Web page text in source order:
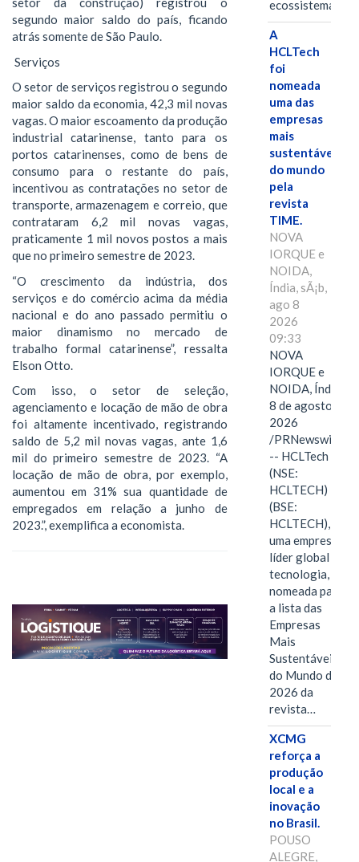
segundo maior saldo do país, ficando
atrás somente de São Paulo.
Serviços
O setor de serviços registrou o segundo
maior saldo da economia, 42,3 mil novas
vagas. O maior escoamento da produção
industrial catarinense, tanto para os
portos catarinenses, como de bens de
consumo para o restante do país,
incentivou as contratações no setor de
transporte, armazenagem e correio, que
contrataram 6,2 mil novas vagas,
praticamente 1 mil novos postos a mais
que no primeiro semestre de 2023.
“O crescimento da indústria, dos
serviços e do comércio acima da média
nacional e do ano passado permitiu o
maior dinamismo no mercado de
trabalho formal catarinense”, ressalta
Elson Otto.
Com isso, o setor de seleção,
agenciamento e locação de mão de obra
foi altamente incentivado, registrando
saldo de 5,2 mil novas vagas, ante 1,6
mil do primeiro semestre de 2023. “A
locação de mão de obra, por exemplo,
aumentou em 31% sua quantidade de
empregados em relação a junho de
2023.”, exemplifica a economista.
ecossistema.…
A
HCLTech
foi
nomeada
uma das
empresas
mais
sustentáveis
do mundo
pela
revista
TIME.
NOVA
IORQUE e
NOIDA,
Índia, sÃ¡b,
ago 8
2026
09:33
NOVA
IORQUE e
NOIDA, Índia,
8 de agosto de
2026
/PRNewswire/
-- HCLTech
(NSE:
HCLTECH)
(BSE:
HCLTECH),
uma empresa
líder global em
tecnologia, foi
nomeada para
a lista das
Empresas
Mais
Sustentáveis
do Mundo de
2026 da
revista…
XCMG
reforça a
produção
local e a
inovação
no Brasil.
POUSO
ALEGRE,